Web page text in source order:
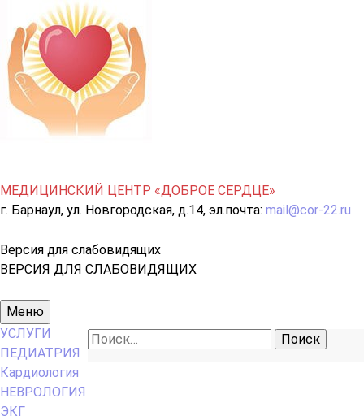
МЕДИЦИНСКИЙ ЦЕНТР «ДОБРОЕ СЕРДЦЕ»
г. Барнаул, ул. Новгородская, д.14, эл.почта: mail@cor-22.ru
Версия для слабовидящих
ВЕРСИЯ ДЛЯ СЛАБОВИДЯЩИХ
Основное
меню
Меню
Найти:
УСЛУГИ
ПЕДИАТРИЯ
Кардиология
НЕВРОЛОГИЯ
ЭКГ